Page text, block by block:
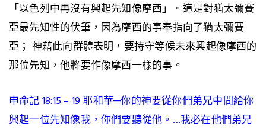
「以色列中再沒有興起先知像摩西」。這是對猶太彌賽
亞最先知性的伏筆，因為摩西的事奉指向了猶太彌賽
亞； 神藉此向群體表明，要持守等候未來興起像摩西的
那位先知，他將要作像摩西一樣的事。
申命記 18:15 – 19 耶和華─你的神要從你們弟兄中間給你
興起一位先知像我，你們要聽從他。…我必在他們弟兄